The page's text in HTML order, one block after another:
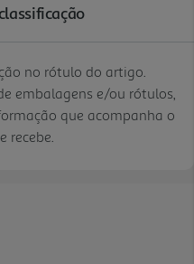
no rótulo do artigo.
embalagens e/ou rótulos,
que acompanha o
recebe.